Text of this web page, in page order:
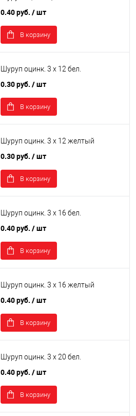
0.40 руб. / шт
В корзину
Шуруп оцинк. 3 х 12 бел.
0.30 руб. / шт
В корзину
Шуруп оцинк. 3 х 12 желтый
0.30 руб. / шт
В корзину
Шуруп оцинк. 3 х 16 бел.
0.40 руб. / шт
В корзину
Шуруп оцинк. 3 х 16 желтый
0.40 руб. / шт
В корзину
Шуруп оцинк. 3 х 20 бел.
0.40 руб. / шт
В корзину